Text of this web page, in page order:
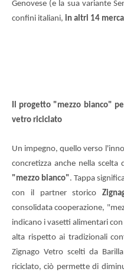
Genovese (e la sua variante
confini italiani, in altri 14
Il progetto "mezzo bianco"
vetro riciclato
Un impegno, quello verso
concretizza anche nella scelta
"mezzo bianco". Tappa
con il partner storico
consolidata cooperazione,
indicano i vasetti alimentari
alta rispetto ai tradizionali
Zignago Vetro scelti da
riciclato, ciò permette di